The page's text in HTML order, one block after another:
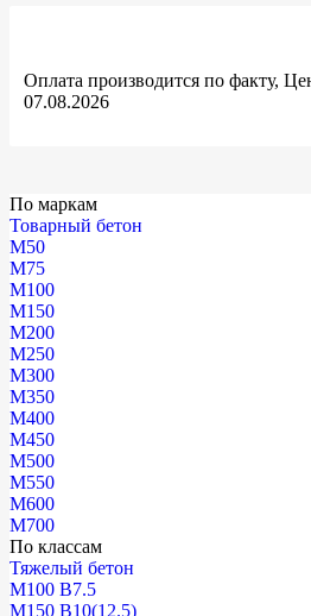
Оплата производится по факту,
07.08.2026
По маркам
Товарный бетон
М50
М75
М100
М150
М200
М250
М300
М350
М400
М450
М500
М550
М600
М700
По классам
Тяжелый бетон
М100 В7.5
М150 В10(12.5)